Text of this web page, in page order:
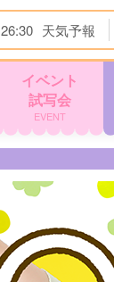
26:30 天気予報
イベント
試写会
EVENT